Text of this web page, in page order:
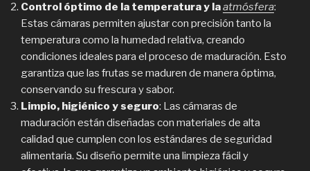
Control óptimo de la temperatura y laatmósfera:
Estas cámaras permiten ajustar con precisión tanto la
temperatura como la humedad relativa, creando
condiciones ideales para el proceso de maduración. Esto
garantiza que las frutas se maduren de manera óptima,
conservando su frescura y sabor.
Limpio, higiénico y seguro: Las cámaras de
maduración están diseñadas con materiales de alta
calidad que cumplen con los estándares de seguridad
alimentaria. Su diseño permite una limpieza fácil y